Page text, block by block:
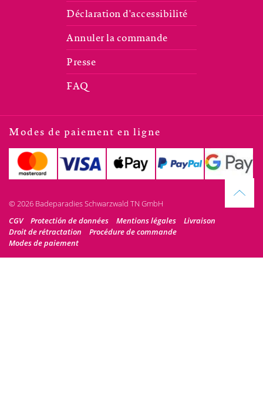
Déclaration d'accessibilité
Annuler la commande
Presse
FAQ
Modes de paiement en ligne
© 2026 Badeparadies Schwarzwald TN GmbH
CGV
Protectión de données Mentions légales
Livraison
Droit de rétractation
Procédure de commande
Modes de paiement